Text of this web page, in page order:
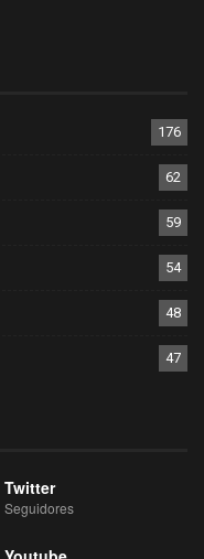
176
62
59
54
48
47
Twitter
Seguidores